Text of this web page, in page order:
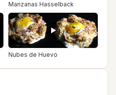
Manzanas Hasselback
Nubes de Huevo